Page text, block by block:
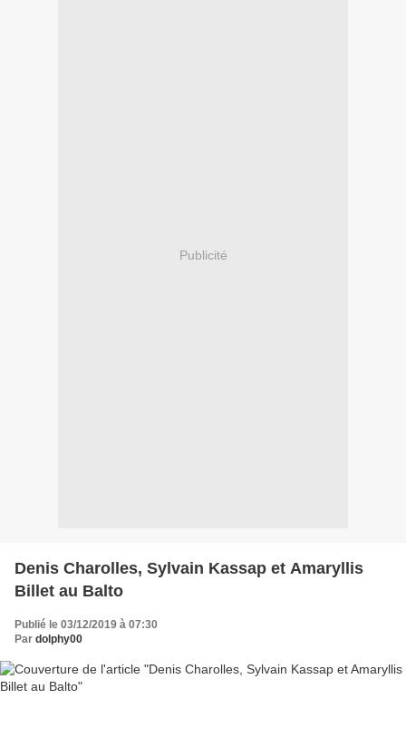
Publicité
Denis Charolles, Sylvain Kassap et Amaryllis
Billet au Balto
Publié le 03/12/2019 à 07:30
Par dolphy00